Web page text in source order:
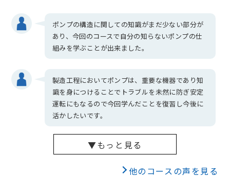
ポンプの構造に関しての知識がまだ少ない部分が
あり、今回のコースで自分の知らないポンプの仕
組みを学ぶことが出来ました。
製造工程においてポンプは、重要な機器であり知
識を身につけることでトラブルを未然に防ぎ安定
運転にもなるので今回学んだことを復習し今後に
活かしたいです。
▼もっと見る
他のコースの声を見る